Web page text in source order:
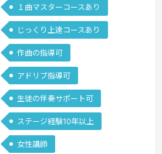
通して、「どうすればより多くの人の…
続きを見る »
１曲マスターコースあり
じっくり上達コースあり
作曲の指導可
アドリブ指導可
生徒の伴奏サポート可
ステージ経験10年以上
女性講師